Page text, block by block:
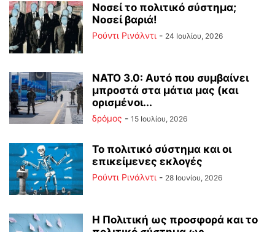
Νοσεί το πολιτικό σύστημα;
Νοσεί βαριά!
Ρούντι Ρινάλντι - 24 Ιουλίου, 2026
ΝΑΤΟ 3.0: Αυτό που συμβαίνει
μπροστά στα μάτια μας (και
ορισμένοι...
δρόμος - 15 Ιουλίου, 2026
Το πολιτικό σύστημα και οι
επικείμενες εκλογές
Ρούντι Ρινάλντι - 28 Ιουνίου, 2026
Η Πολιτική ως προσφορά και το